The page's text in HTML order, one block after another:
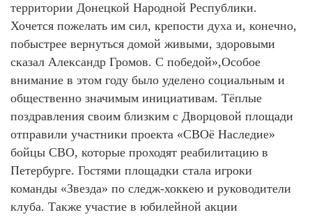
территории Донецкой Народной Республики.
Хочется пожелать им сил, крепости духа и, конечно,
побыстрее вернуться домой живыми, здоровыми
сказал Александр Громов. C победой»,Особое
внимание в этом году было уделено социальным и
общественно значимым инициативам. Тёплые
поздравления своим близким с Дворцовой площади
отправили участники проекта «СВОё Наследие»
бойцы СВО, которые проходят реабилитацию в
Петербурге. Гостями площадки стала игроки
команды «Звезда» по следж-хоккею и руководители
клуба. Также участие в юбилейной акции